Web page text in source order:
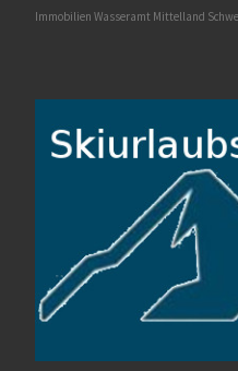
Immobilien Wasseramt Mittelland